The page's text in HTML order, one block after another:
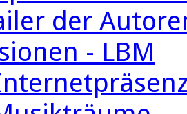
der
- LBM